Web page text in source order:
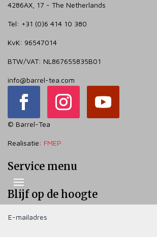
4286AX, 17 - The Netherlands
Tel: +31 (0)6 414 10 380
KvK: 96547014
BTW/VAT: NL867655835B01
info@barrel-tea.com
© Barrel-Tea
Realisatie: FMEP
Service menu
Blijf op de hoogte